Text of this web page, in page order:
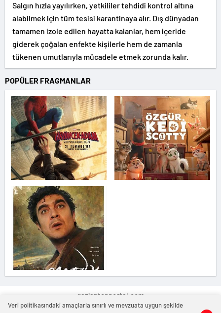
Salgın hızla yayılırken, yetkililer tehdidi kontrol altına
alabilmek için tüm tesisi karantinaya alır. Dış dünyadan
tamamen izole edilen hayatta kalanlar, hem içeride
giderek çoğalan enfekte kişilerle hem de zamanla
tükenen umutlarıyla mücadele etmek zorunda kalır.
POPÜLER FRAGMANLAR
gaziantepportal.com
Veri politikasındaki amaçlarla sınırlı ve mevzuata uygun şekilde